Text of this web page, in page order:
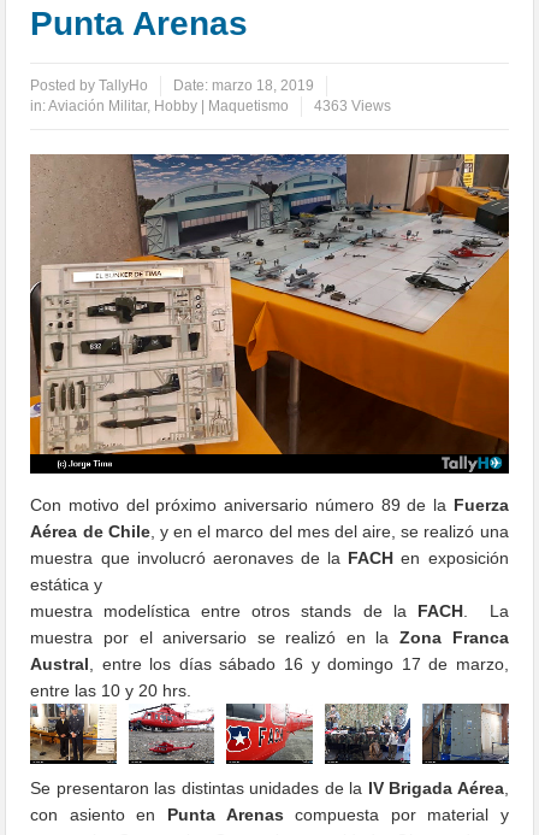
Punta Arenas
Posted byTallyHo Date: marzo 18, 2019
in:Aviación Militar, Hobby | Maquetismo 4363 Views
Con motivo del próximo aniversario número 89 de la Fuerza
Aérea de Chile, y en el marco del mes del aire, se realizó una
muestra que involucró aeronaves de la FACH en exposición
estática y
muestra modelística entre otros stands de la FACH. La
muestra por el aniversario se realizó en la Zona Franca
Austral , entre los días sábado 16 y domingo 17 de marzo,
entre las 10 y 20 hrs.
Se presentaron las distintas unidades de la IV Brigada Aérea,
con asiento en Punta Arenas compuesta por material y